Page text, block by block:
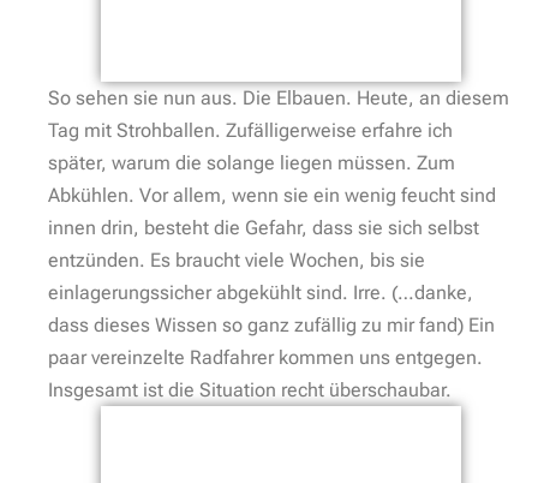
So sehen sie nun aus. Die Elbauen. Heute, an diesem
Tag mit Strohballen. Zufälligerweise erfahre ich
später, warum die solange liegen müssen. Zum
Abkühlen. Vor allem, wenn sie ein wenig feucht sind
innen drin, besteht die Gefahr, dass sie sich selbst
entzünden. Es braucht viele Wochen, bis sie
einlagerungssicher abgekühlt sind. Irre. (…danke,
dass dieses Wissen so ganz zufällig zu mir fand) Ein
paar vereinzelte Radfahrer kommen uns entgegen.
Insgesamt ist die Situation recht überschaubar.